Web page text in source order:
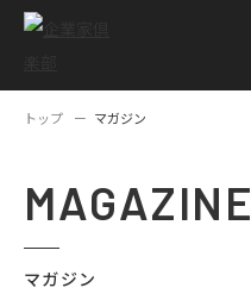
トップ マガジン
MAGAZINE
マガジン